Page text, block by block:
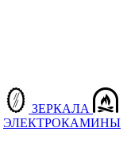
ЗЕРКАЛА
ЭЛЕКТРОКАМИНЫ